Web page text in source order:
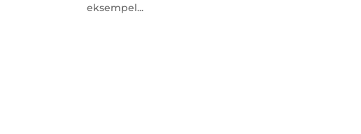
eksempel...